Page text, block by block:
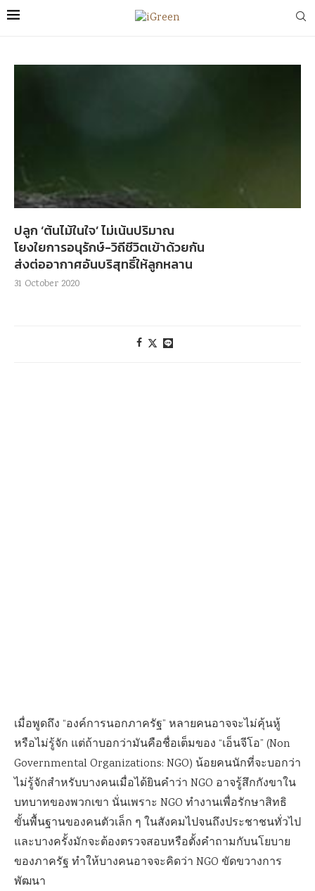
ปลูก ‘ต้นไม้ในใจ’ ไม่เน้นปริมาณ
โยงใยการอนุรักษ์-วิถีชีวิตเข้าด้วยกัน
ส่งต่ออากาศอันบริสุทธิ์ให้ลูกหลาน
31 October 2020
เมื่อพูดถึง “องค์การนอกภาครัฐ” หลายคนอาจจะไม่คุ้นหู้
หรือไม่รู้จัก แต่ถ้าบอกว่ามันคือชื่อเต็มของ “เอ็นจีโอ” (Non
Governmental Organizations: NGO) น้อยคนนักที่จะบอกว่า
ไม่รู้จักสำหรับบางคนเมื่อได้ยินคำว่า NGO อาจรู้สึกกังขาใน
บทบาทของพวกเขา นั่นเพราะ NGO ทำงานเพื่อรักษาสิทธิ
ขั้นพื้นฐานของคนตัวเล็ก ๆ ในสังคมไปจนถึงประชาชนทั่วไป
และบางครั้งมักจะต้องตรวจสอบหรือตั้งคำถามกับนโยบาย
ของภาครัฐ ทำให้บางคนอาจจะคิดว่า NGO ขัดขวางการ
พัฒนา